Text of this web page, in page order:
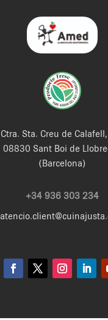
Ctra. Sta. Creu de
08830 Sant Boi de
(Barcelona)
+34 936 303 234